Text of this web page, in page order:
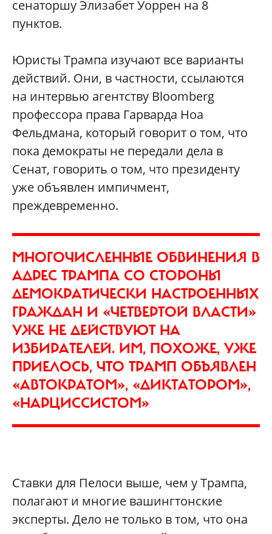
сенаторшу Элизабет Уоррен на 8
пунктов.
Юристы Трампа изучают все варианты
действий. Они, в частности, ссылаются
на интервью агентству Bloomberg
профессора права Гарварда Ноа
Фельдмана, который говорит о том, что
пока демократы не передали дела в
Сенат, говорить о том, что президенту
уже объявлен импичмент,
преждевременно.
МНОГОЧИСЛЕННЫЕ ОБВИНЕНИЯ В
АДРЕС ТРАМПА СО СТОРОНЫ
ДЕМОКРАТИЧЕСКИ НАСТРОЕННЫХ
ГРАЖДАН И «ЧЕТВЕРТОЙ ВЛАСТИ»
УЖЕ НЕ ДЕЙСТВУЮТ НА
ИЗБИРАТЕЛЕЙ. ИМ, ПОХОЖЕ, УЖЕ
ПРИЕЛОСЬ, ЧТО ТРАМП ОБЪЯВЛЕН
«АВТОКРАТОМ», «ДИКТАТОРОМ»,
«НАРЦИССИСТОМ»
Ставки для Пелоси выше, чем у Трампа,
полагают и многие вашингтонские
эксперты. Дело не только в том, что она